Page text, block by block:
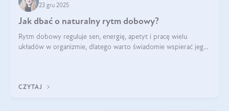
23 gru 2025
Jak dbać o naturalny rytm dobowy?
Rytm dobowy reguluje sen, energię, apetyt i pracę wielu
układów w organizmie, dlatego warto świadomie wspierać jego
CZYTAJ